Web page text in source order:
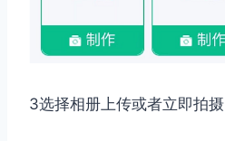
3选择相册上传或者立即拍摄